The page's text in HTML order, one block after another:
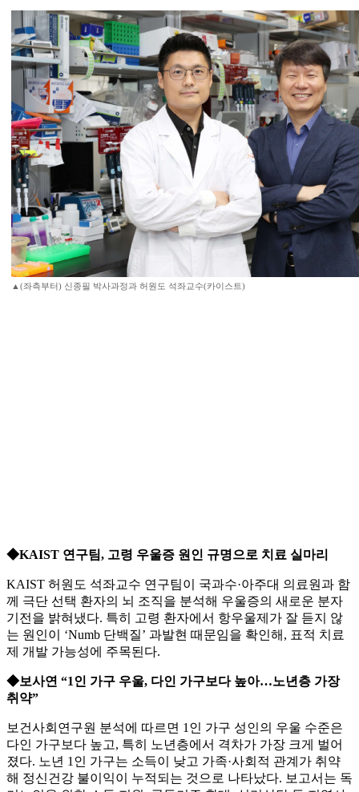
▲(좌측부터) 신종필 박사과정과 허원도 석좌교수(카이스트)
◆KAIST 연구팀, 고령 우울증 원인 규명으로 치료 실마리
KAIST 허원도 석좌교수 연구팀이 국과수·아주대 의료원과 함
께 극단 선택 환자의 뇌 조직을 분석해 우울증의 새로운 분자
기전을 밝혀냈다. 특히 고령 환자에서 항우울제가 잘 듣지 않
는 원인이 ‘Numb 단백질’ 과발현 때문임을 확인해, 표적 치료
제 개발 가능성에 주목된다.
◆보사연 “1인 가구 우울, 다인 가구보다 높아…노년층 가장
취약”
보건사회연구원 분석에 따르면 1인 가구 성인의 우울 수준은
다인 가구보다 높고, 특히 노년층에서 격차가 가장 크게 벌어
졌다. 노년 1인 가구는 소득이 낮고 가족·사회적 관계가 취약
해 정신건강 불이익이 누적되는 것으로 나타났다. 보고서는 독